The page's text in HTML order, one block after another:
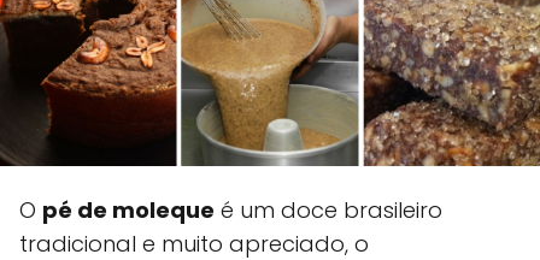
O pé de moleque é um doce brasileiro
tradicional e muito apreciado, o